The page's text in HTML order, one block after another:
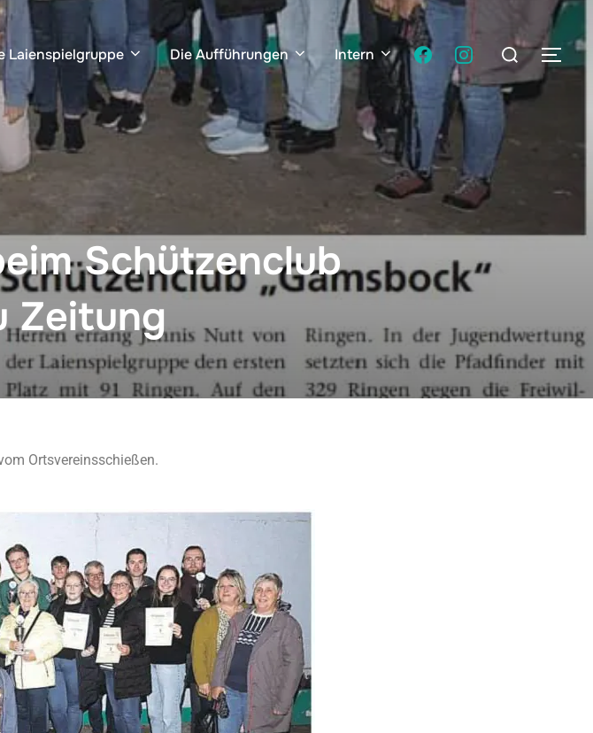
Laienspielgruppe Die Aufführungen Intern
Schützenclub
Zeitung
Ortsvereinsschießen.